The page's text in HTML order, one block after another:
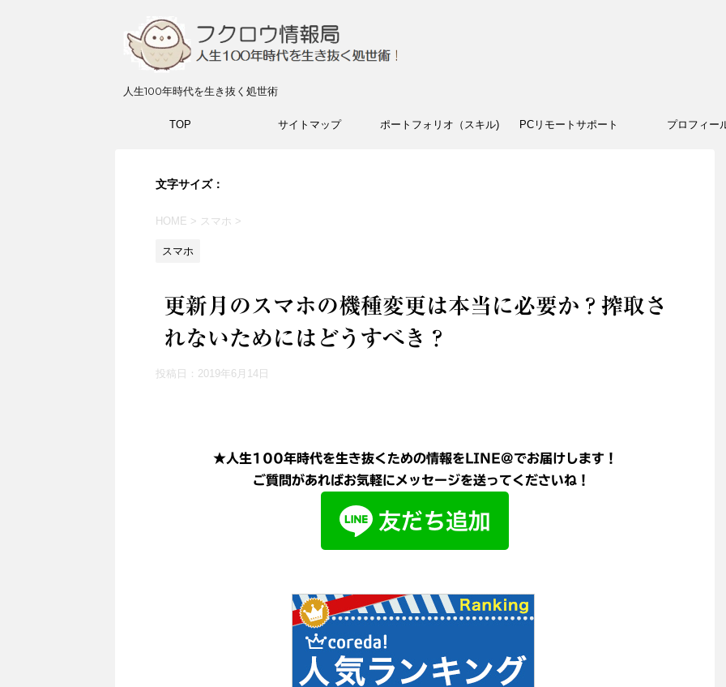
人生100年時代を生き抜く処世術
TOP サイトマップ ポートフォリオ（スキル) PCリモートサポート プロフィー
文字サイズ：
HOME > スマホ >
スマホ
更新月のスマホの機種変更は本当に必要か？搾取さ
れないためにはどうすべき？
投稿日： 2019年6月14日
★人生100年時代を生き抜くための情報をLINE@でお届けします！
ご質問があればお気軽にメッセージを送ってくださいね！